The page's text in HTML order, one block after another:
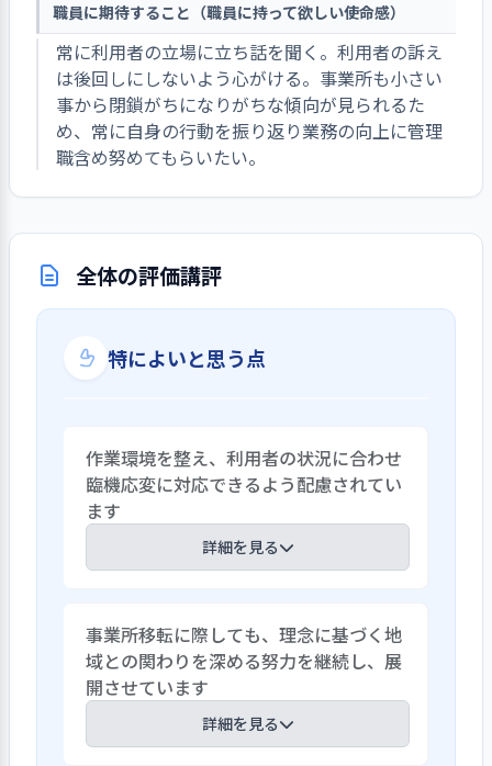
職員に期待すること（職員に持って欲しい使命感）
常に利用者の立場に立ち話を聞く。利用者の訴え
は後回しにしないよう心がける。事業所も小さい
事から閉鎖がちになりがちな傾向が見られるた
め、常に自身の行動を振り返り業務の向上に管理
職含め努めてもらいたい。
全体の評価講評
特によいと思う点
作業環境を整え、利用者の状況に合わせ
臨機応変に対応できるよう配慮されてい
ます
詳細を見る
けられています。作業の内容は利用者の特
性によって見極めが行われています。ま
た、利用者間の相性も考慮され環境を整
えています。中には他者の目が気になり作
業がスムーズにできないケースもあるた
事業所移転に際しても、理念に基づく地
域との関わりを深める努力を継続し、展
開させています
詳細を見る